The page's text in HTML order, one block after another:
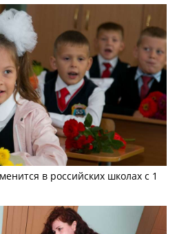
в российских школах с 1